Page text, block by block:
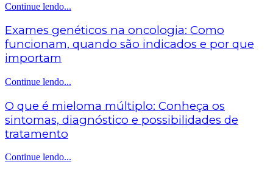
Continue lendo...
Exames genéticos na oncologia: Como
funcionam, quando são indicados e por que
importam
Continue lendo...
O que é mieloma múltiplo: Conheça os
sintomas, diagnóstico e possibilidades de
tratamento
Continue lendo...